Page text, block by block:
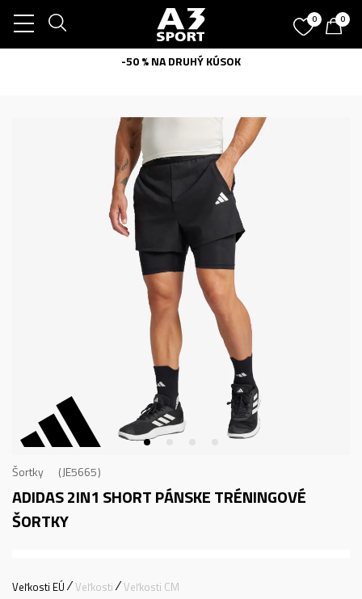
0 0
-50 % NA DRUHÝ KÚSOK
Šortky JE5665
ADIDAS 2IN1 SHORTPÁNSKE TRÉNINGOVÉ
ŠORTKY
Veľkosti EÚ Veľkosti Veľkosti CM